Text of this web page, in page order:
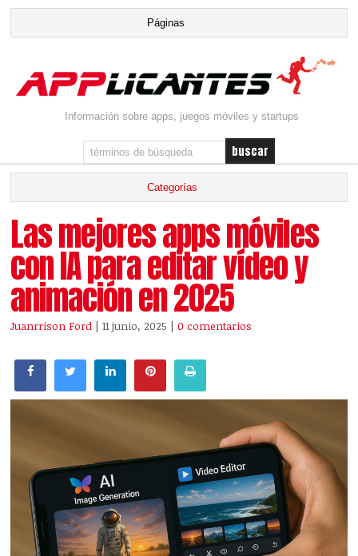
Información sobre apps, juegos móviles y startups
Las mejores apps móviles
con IA para editar vídeo y
animación en 2025
Juanrrison Ford | 11 junio, 2025 |0 comentarios